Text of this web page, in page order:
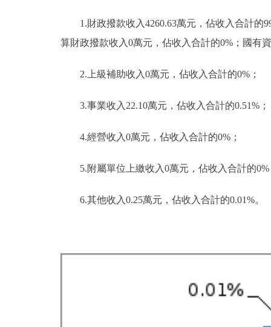
1.財政撥款收入4260.63萬元，佔收入合計的
算財政撥款收入0萬元，佔收入合計的0%；國有
2.上級補助收入0萬元，佔收入合計的0%；
3.事業收入22.10萬元，佔收入合計的0.51%；
4.經營收入0萬元，佔收入合計的0%；
5.附屬單位上繳收入0萬元，佔收入合計的
6.其他收入0.25萬元，佔收入合計的0.01%。